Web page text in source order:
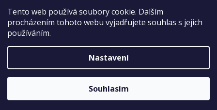
Tento web používá soubory cookie. Dalším
procházením tohoto webu vyjadřujete souhlas s jejich
používáním.
Nastavení
Souhlasím
Copyright 2026Farma Vraňany s.r.o.. Všechna práva
vyhrazena.
Ano, chci se přihlásit
Zásady zpracování osobních údajů